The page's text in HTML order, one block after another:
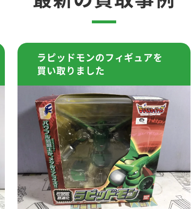
ラピッドモンのフィギュアを
買い取りました